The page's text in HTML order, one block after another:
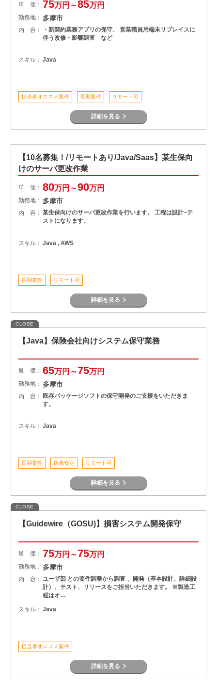
単 価： 75万円～85万円
勤務地： 多摩市
内 容：
・新契約業務アプリの保守、 営業職員用端末リプレイスに
伴う改修・影響調査 など
スキル： Java
担当者オススメ案件 長期案件 リモート可
詳細を見る
【10名募集！/リモートあり/Java/Saas】某生保向
けのサーバ更改作業
単 価： 80万円～90万円
勤務地： 多摩市
内 容： 某生保向けのサーバ更改作業を行います。 工程は設計~テ
ストになります。
スキル： Java , AWS
長期案件 リモート可
詳細を見る
CLOSE
【Java】保険会社向けシステム保守業務
単 価： 65万円～75万円
勤務地： 多摩市
内 容：
既存パッケージソフトの保守開発のご支援をいただきま
す。
スキル： Java
長期案件 稼働安定 リモート可
詳細を見る
CLOSE
【Guidewire（GOSU)】損害システム開発保守
単 価： 75万円～75万円
勤務地： 多摩市
内 容： ユーザ部 との要件調整から調査 、開発（基本設計、詳細設
計）、テスト、リリースをご担当いただきます。 ※製造工
程はオ…
スキル： Java
担当者オススメ案件
詳細を見る